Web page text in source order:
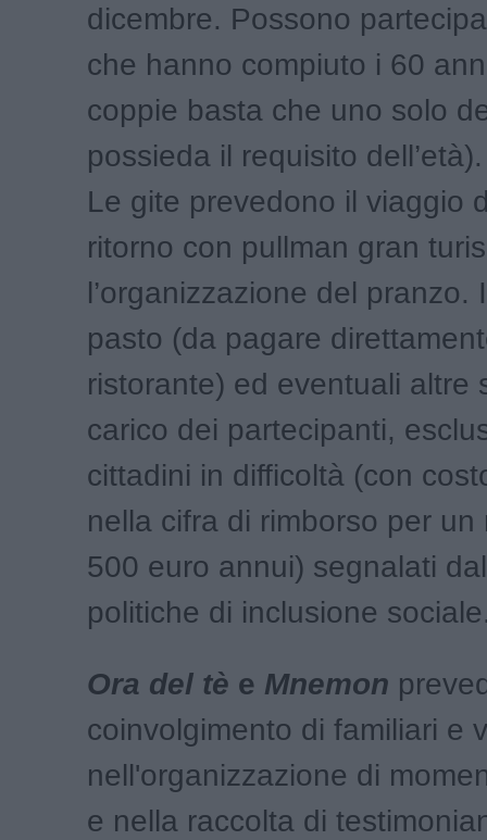
dicembre. Possono
che hanno compiuto i 60
coppie basta che uno solo
possieda il requisito dell’età).
Le gite prevedono il viaggio
ritorno con pullman gran
l’organizzazione del pranzo.
pasto (da pagare
ristorante) ed eventuali altre
carico dei partecipanti,
cittadini in difficoltà (con
nella cifra di rimborso per un
500 euro annui) segnalati
politiche di inclusione
Ora del tè e Mnemon
coinvolgimento di familiari e
nell'organizzazione di
e nella raccolta di